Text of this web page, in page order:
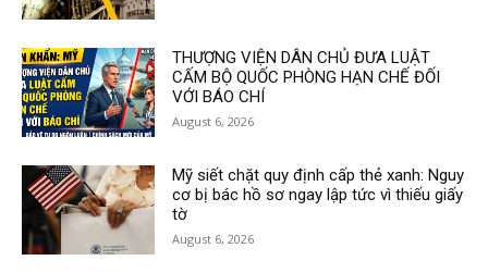
THƯỢNG VIỆN DÂN CHỦ ĐƯA LUẬT
CẤM BỘ QUỐC PHÒNG HẠN CHẾ ĐỐI
VỚI BÁO CHÍ
August 6, 2026
Mỹ siết chặt quy định cấp thẻ xanh: Nguy
cơ bị bác hồ sơ ngay lập tức vì thiếu giấy
tờ
August 6, 2026